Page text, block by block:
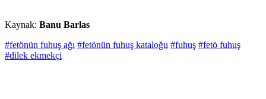
Kaynak: Banu Barlas
#fetönün fuhuş ağı #fetönün fuhuş kataloğu #fuhuş #fetö fuhuş
#dilek ekmekçi